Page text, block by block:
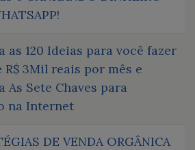
as 120 Ideias para você fazer
R$ 3Mil reais por mês e
As Sete Chaves para
na Internet
DE VENDA ORGÂNICA